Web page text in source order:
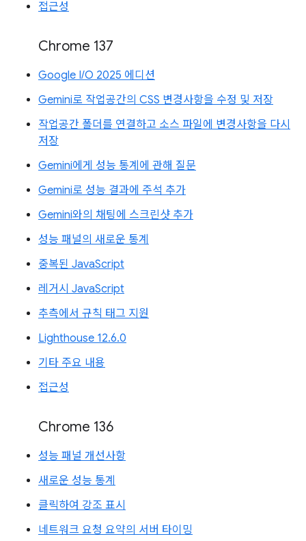
접근성
Chrome 137
Google I/O 2025 에디션
Gemini로 작업공간의 CSS 변경사항을 수정 및 저장
작업공간 폴더를 연결하고 소스 파일에 변경사항을 다시
저장
Gemini에게 성능 통계에 관해 질문
Gemini로 성능 결과에 주석 추가
Gemini와의 채팅에 스크린샷 추가
성능 패널의 새로운 통계
중복된 JavaScript
레거시 JavaScript
추측에서 규칙 태그 지원
Lighthouse 12.6.0
기타 주요 내용
접근성
Chrome 136
성능 패널 개선사항
새로운 성능 통계
클릭하여 강조 표시
네트워크 요청 요약의 서버 타이밍